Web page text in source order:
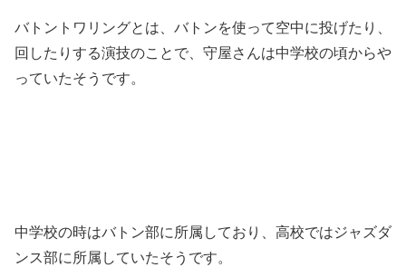
バトントワリングとは、バトンを使って空中に投げたり、
回したりする演技のことで、守屋さんは中学校の頃からや
っていたそうです。
中学校の時はバトン部に所属しており、高校ではジャズダ
ンス部に所属していたそうです。